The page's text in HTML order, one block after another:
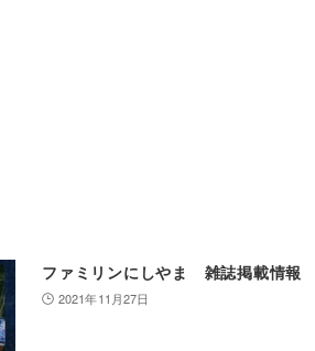
ファミリンにしやま 雑誌掲載情報
2021年11月27日